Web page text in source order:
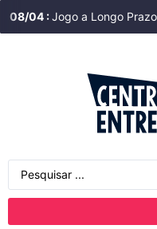
08/04 :Jogo a Longo Prazo ganha data de estreia na